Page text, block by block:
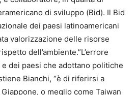
di sviluppo (Bid). Il Bid
dei paesi latinoamericani
valorizzazione delle risorse
dell’ambiente.”L’errore
dei paesi che adottano politiche
Bianchi, “è di riferirsi a
o meglio come Taiwan